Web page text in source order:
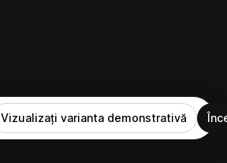
Vizualizați varianta demonstrativă